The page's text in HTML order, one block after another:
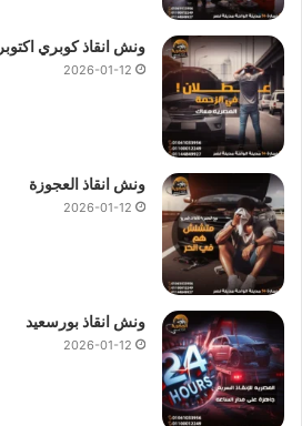
ونش انقاذ كوبري اكتوبر
2026-01-12
ونش انقاذ العجوزة
2026-01-12
ونش انقاذ بورسعيد
2026-01-12